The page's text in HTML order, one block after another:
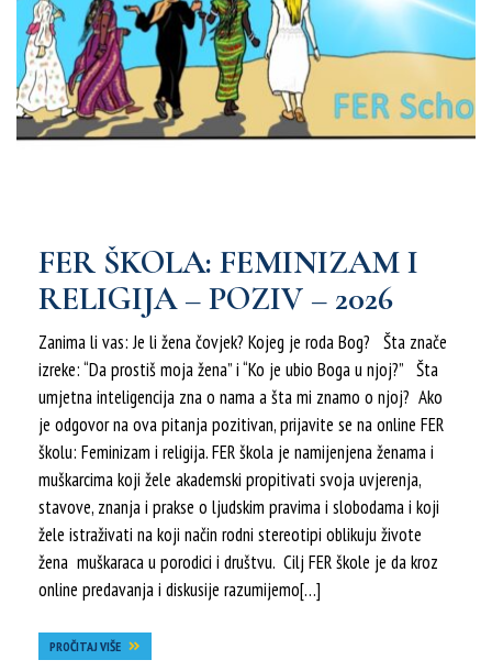
FER ŠKOLA: FEMINIZAM I
RELIGIJA – POZIV – 2026
Zanima li vas: Je li žena čovjek? Kojeg je roda Bog? Šta znače
izreke: “Da prostiš moja žena” i “Ko je ubio Boga u njoj?” Šta
umjetna inteligencija zna o nama a šta mi znamo o njoj? Ako
je odgovor na ova pitanja pozitivan, prijavite se na online FER
školu: Feminizam i religija. FER škola je namijenjena ženama i
muškarcima koji žele akademski propitivati svoja uvjerenja,
stavove, znanja i prakse o ljudskim pravima i slobodama i koji
žele istraživati na koji način rodni stereotipi oblikuju živote
žena muškaraca u porodici i društvu. Cilj FER škole je da kroz
online predavanja i diskusije razumijemo[…]
PROČITAJ VIŠE